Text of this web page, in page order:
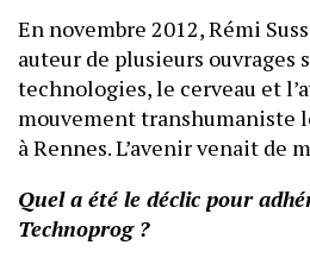
En novembre 2012, Rémi
auteur de plusieurs ouvrages
technologies, le cerveau et
mouvement transhumaniste
à Rennes. L’avenir venait de
Quel a été le déclic pour
Technoprog ?